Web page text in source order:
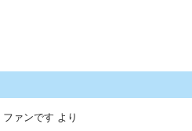
ファンです より